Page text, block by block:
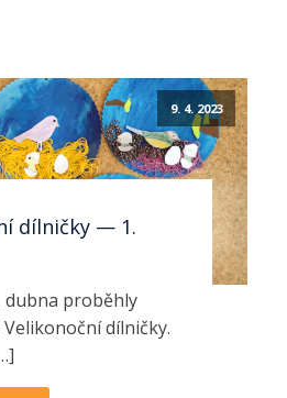
9. 4. 2023
dílničky — 1.
dubna proběhly
dílničky.